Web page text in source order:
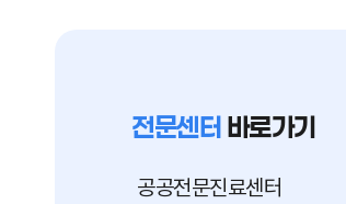
전문센터 바로가기
공공전문진료센터